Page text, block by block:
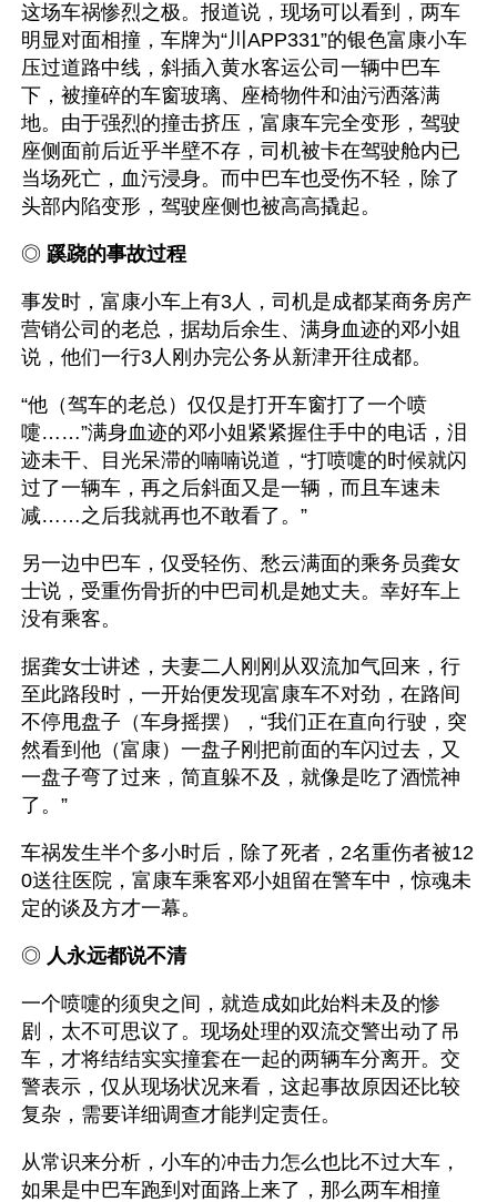
这场车祸惨烈之极。报道说，现场可以看到，两车
明显对面相撞，车牌为“川APP331”的银色富康小车
压过道路中线，斜插入黄水客运公司一辆中巴车
下，被撞碎的车窗玻璃、座椅物件和油污洒落满
地。由于强烈的撞击挤压，富康车完全变形，驾驶
座侧面前后近乎半壁不存，司机被卡在驾驶舱内已
当场死亡，血污浸身。而中巴车也受伤不轻，除了
头部内陷变形，驾驶座侧也被高高撬起。
◎ 蹊跷的事故过程
事发时，富康小车上有3人，司机是成都某商务房产
营销公司的老总，据劫后余生、满身血迹的邓小姐
说，他们一行3人刚办完公务从新津开往成都。
“他（驾车的老总）仅仅是打开车窗打了一个喷
嚏……”满身血迹的邓小姐紧紧握住手中的电话，泪
迹未干、目光呆滞的喃喃说道，“打喷嚏的时候就闪
过了一辆车，再之后斜面又是一辆，而且车速未
减……之后我就再也不敢看了。”
另一边中巴车，仅受轻伤、愁云满面的乘务员龚女
士说，受重伤骨折的中巴司机是她丈夫。幸好车上
没有乘客。
据龚女士讲述，夫妻二人刚刚从双流加气回来，行
至此路段时，一开始便发现富康车不对劲，在路间
不停甩盘子（车身摇摆），“我们正在直向行驶，突
然看到他（富康）一盘子刚把前面的车闪过去，又
一盘子弯了过来，简直躲不及，就像是吃了酒慌神
了。”
车祸发生半个多小时后，除了死者，2名重伤者被12
0送往医院，富康车乘客邓小姐留在警车中，惊魂未
定的谈及方才一幕。
◎ 人永远都说不清
一个喷嚏的须臾之间，就造成如此始料未及的惨
剧，太不可思议了。现场处理的双流交警出动了吊
车，才将结结实实撞套在一起的两辆车分离开。交
警表示，仅从现场状况来看，这起事故原因还比较
复杂，需要详细调查才能判定责任。
从常识来分析，小车的冲击力怎么也比不过大车，
如果是中巴车跑到对面路上来了，那么两车相撞